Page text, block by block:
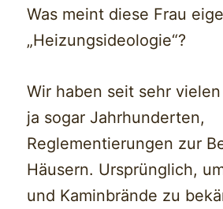
Was meint diese Frau
„Heizungsideologie“?
Wir haben seit sehr
ja sogar Jahrhunderten,
Reglementierungen zur
Häusern. Ursprünglich,
und Kaminbrände zu